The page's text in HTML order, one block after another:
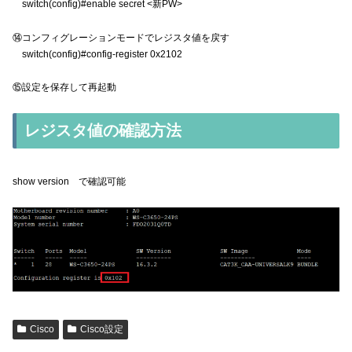
switch(config)#enable secret <新PW>
⑭コンフィグレーションモードでレジスタ値を戻す
switch(config)#config-register 0x2102
⑮設定を保存して再起動
レジスタ値の確認方法
show version で確認可能
Cisco Cisco設定